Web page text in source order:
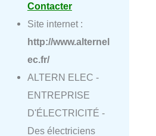
Contacter
Site internet :
http://www.alternel
ec.fr/
ALTERN ELEC -
ENTREPRISE
D'ÉLECTRICITÉ -
Des électriciens